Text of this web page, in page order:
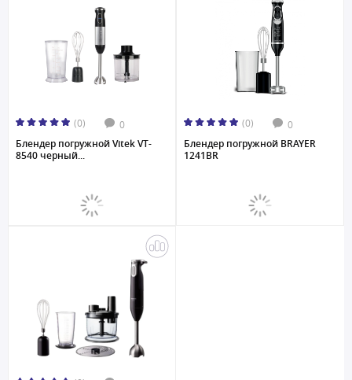
(0) 0
Блендер погружной Vitek VT-
8540 черный...
(0) 0
Блендер погружной BRAYER
1241BR